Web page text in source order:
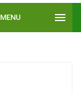
MENU